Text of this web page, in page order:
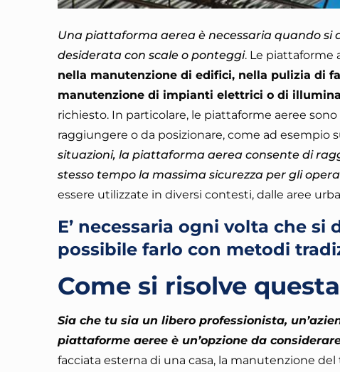
Una piattaforma aerea è necessaria quando si
desiderata con scale o ponteggi. Le piattaforme
nella manutenzione di edifici, nella pulizia di
manutenzione di impianti elettrici o di
richiesto. In particolare, le piattaforme aeree
raggiungere o da posizionare, come ad esempio
situazioni, la piattaforma aerea consente di
stesso tempo la massima sicurezza per gli
essere utilizzate in diversi contesti, dalle aree
E’ necessaria ogni volta che
possibile farlo con metodi
Come si risolve
Sia che tu sia un libero professionista,
piattaforme aeree è un’opzione da
facciata esterna di una casa, la manutenzione